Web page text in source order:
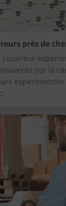
près de
couvreur
sur la
expérimentés